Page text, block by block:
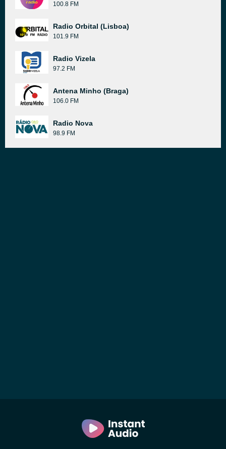
100.8 FM
Radio Orbital (Lisboa)
101.9 FM
Radio Vizela
97.2 FM
Antena Minho (Braga)
106.0 FM
Radio Nova
98.9 FM